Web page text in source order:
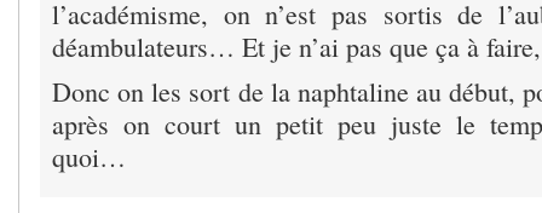
l’académisme, on n’est pas sortis de
déambulateurs… Et je n’ai pas que ça à
Donc on les sort de la naphtaline au début,
après on court un petit peu juste le
quoi…